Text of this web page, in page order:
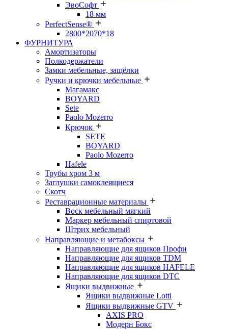
ЭвоСофт
18 мм
PerfectSense®
2800*2070*18
ФУРНИТУРА
Амортизаторы
Полкодержатели
Замки мебельные, защёлки
Ручки и крючки мебельные
Магамакс
BOYARD
Sete
Paolo Mozerro
Крючок
SETE
BOYARD
Paolo Mozerro
Hafele
Трубы хром 3 м
Заглушки самоклеящиеся
Скотч
Реставрационные материалы
Воск мебельный мягкий
Маркер мебельный спиртовой
Штрих мебельный
Направляющие и метабоксы
Направляющие для ящиков Профи
Направляющие для ящиков TDM
Направляющие для ящиков HAFELE
Направляющие для ящиков DTC
Ящики выдвижные
Ящики выдвижные Lotti
Ящики выдвижные GTV
AXIS PRO
Модерн Бокс